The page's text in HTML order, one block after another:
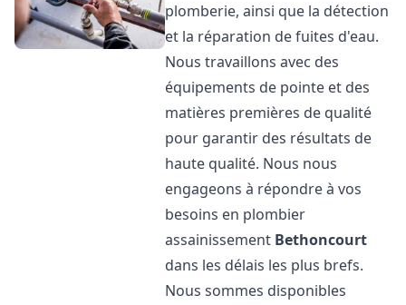
plomberie, ainsi que la détection
et la réparation de fuites d'eau.
Nous travaillons avec des
équipements de pointe et des
matières premières de qualité
pour garantir des résultats de
haute qualité. Nous nous
engageons à répondre à vos
besoins en plombier
assainissement Bethoncourt
dans les délais les plus brefs.
Nous sommes disponibles